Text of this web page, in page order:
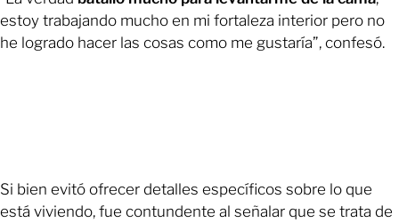
estoy trabajando mucho en mi fortaleza interior pero no
he logrado hacer las cosas como me gustaría”, confesó.
Si bien evitó ofrecer detalles específicos sobre lo que
está viviendo, fue contundente al señalar que se trata de